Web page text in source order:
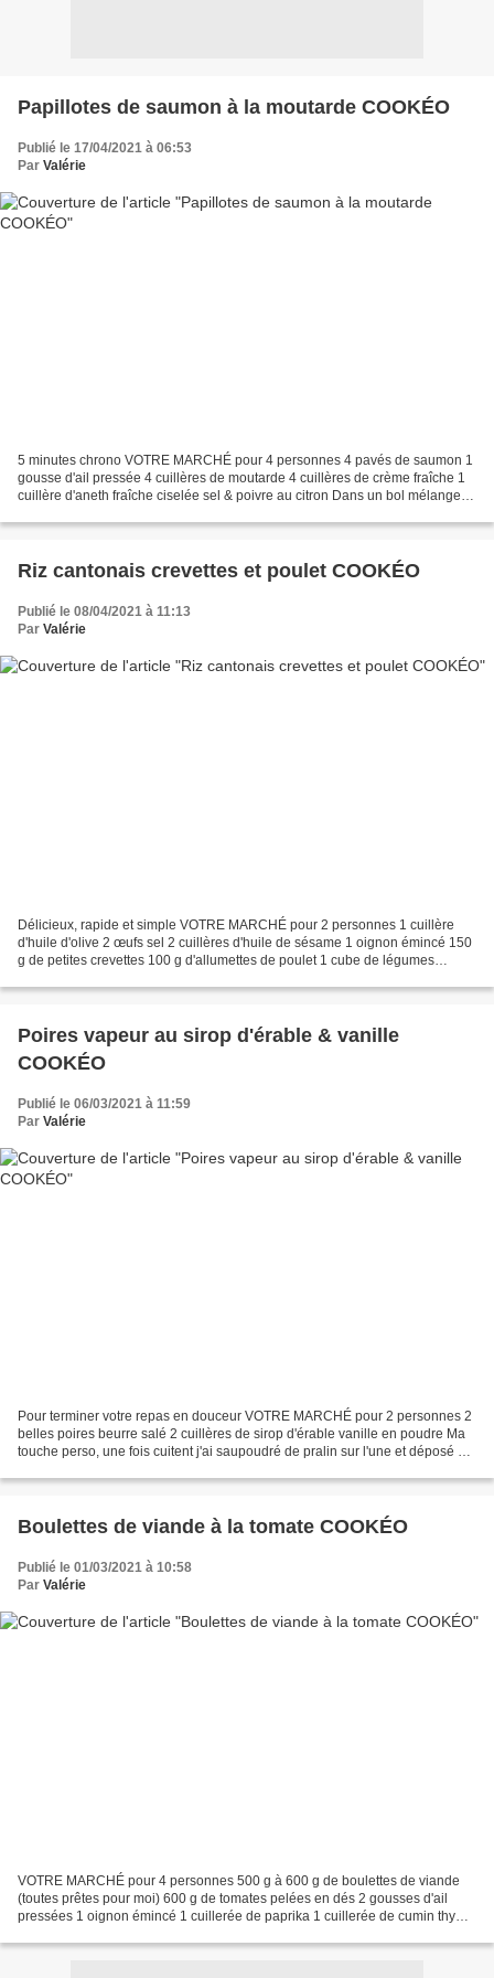
Papillotes de saumon à la moutarde COOKÉO
Publié le 17/04/2021 à 06:53
Par Valérie
5 minutes chrono VOTRE MARCHÉ pour 4 personnes 4 pavés de saumon 1
gousse d'ail pressée 4 cuillères de moutarde 4 cuillères de crème fraîche 1
cuillère d'aneth fraîche ciselée sel & poivre au citron Dans un bol mélangez,
Riz cantonais crevettes et poulet COOKÉO
Publié le 08/04/2021 à 11:13
Par Valérie
Délicieux, rapide et simple VOTRE MARCHÉ pour 2 personnes 1 cuillère
d'huile d'olive 2 œufs sel 2 cuillères d'huile de sésame 1 oignon émincé 150
g de petites crevettes 100 g d'allumettes de poulet 1 cube de légumes
Poires vapeur au sirop d'érable & vanille
COOKÉO
Publié le 06/03/2021 à 11:59
Par Valérie
Pour terminer votre repas en douceur VOTRE MARCHÉ pour 2 personnes 2
belles poires beurre salé 2 cuillères de sirop d'érable vanille en poudre Ma
touche perso, une fois cuitent j'ai saupoudré de pralin sur l'une et déposé un
Boulettes de viande à la tomate COOKÉO
Publié le 01/03/2021 à 10:58
Par Valérie
VOTRE MARCHÉ pour 4 personnes 500 g à 600 g de boulettes de viande
(toutes prêtes pour moi) 600 g de tomates pelées en dés 2 gousses d'ail
pressées 1 oignon émincé 1 cuillerée de paprika 1 cuillerée de cumin thym